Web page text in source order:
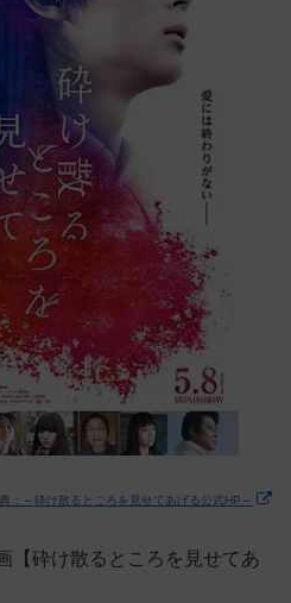
：～砕け散るところを見せてあげる公式HP～
【砕け散るところを見せてあ